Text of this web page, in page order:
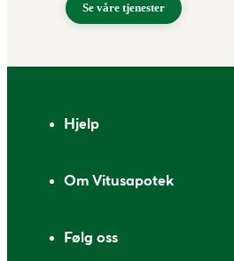
Se våre tjenester
Hjelp
Om Vitusapotek
Følg oss